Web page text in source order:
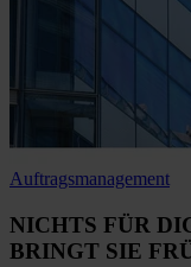
Auftragsmanagement
NICHTS FÜR
BRINGT SIE